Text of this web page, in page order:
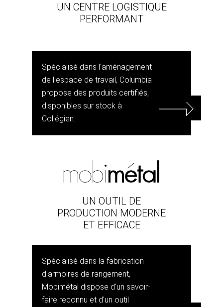
UN CENTRE LOGISTIQUE
PERFORMANT
Spécialisé dans l'aménagement
de l'espace de travail, Columbia
propose des produits certifiés,
disponibles sur stock à
Collégien.
UN OUTIL DE
PRODUCTION MODERNE
ET EFFICACE
Spécialisé dans la fabrication
d'armoires de rangement,
Mobimétal dispose d'un savoir-
faire reconnu et d'un outil